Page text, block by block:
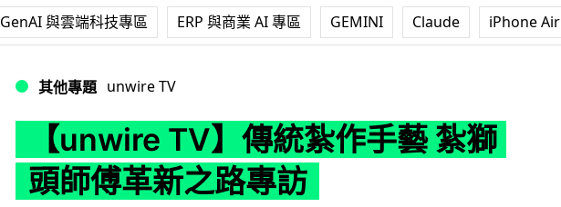
GenAI 與雲端科技專區 ERP 與商業 AI 專區 GEMINI Claude iPhone Air
其他專題 unwire TV
【unwire TV】傳統紮作手藝 紮獅
頭師傅革新之路專訪